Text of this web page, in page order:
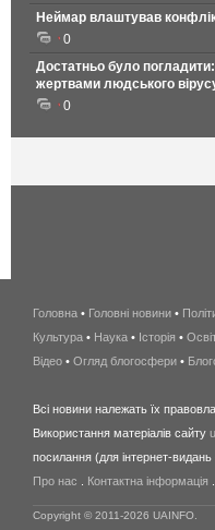
Неймар влаштував
0
Достатньо було
жертвами людського
0
Головна • Головні новини •
Культура • Наука • Історія •
Відео • Огляд блогосфери •
Всі новини належать їх
Використання матеріалів сайту
посилання (для інтернет-видань
Про нас
Контактна інформація
Copyright © 2011-2026 UAINFO.